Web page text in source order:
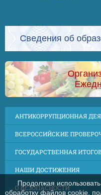
Сведения об
АНТИКОРРУПЦИОННАЯ
ВСЕРОССИЙСКИЕ
ГОСУДАРСТВЕННАЯ
НАШИ ДОСТИЖЕНИЯ
О БЕЗОПАСНОСТИ
Продолжая
обработку файлов cookie,